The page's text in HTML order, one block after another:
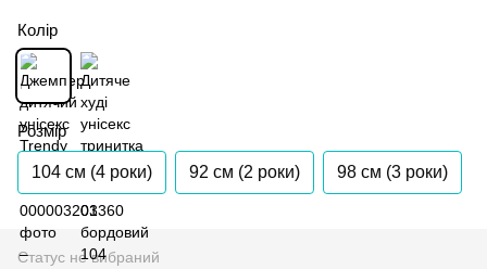
Колір
Розмір
104 см (4 роки) 92 см (2 роки) 98 см (3 роки)
Статус не вибраний